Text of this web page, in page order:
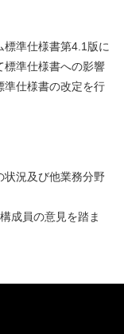
準仕様書第4.1版に
標準仕様書への影響
準仕様書の改定を行
況及び他業務分野
成員の意見を踏ま